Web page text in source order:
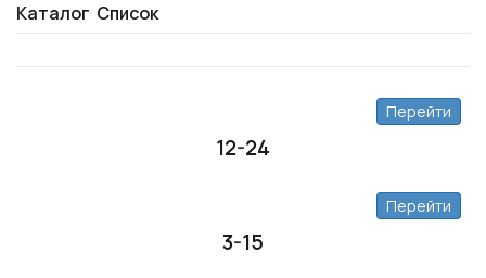
Каталог Список
Перейти
12-24
Перейти
3-15